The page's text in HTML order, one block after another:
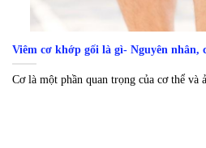
Viêm cơ khớp gối là gì- Nguyên nhân,
Cơ là một phần quan trọng của cơ thể và